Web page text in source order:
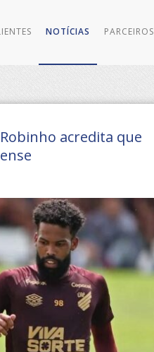
NOTÍCIAS PARCEIROS
acredita que